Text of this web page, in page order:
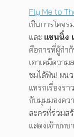
Fly Me to
เป็นการโคจ
และ แชนนิ่ง
คือการที่ผู้กำ
เอาเคมีควา
ชมได้ฟิน! ผน
แทรกเรื่องร
กับมุมมองคว
ละครที่ร่วมส
แสดงเจ้าบทบ